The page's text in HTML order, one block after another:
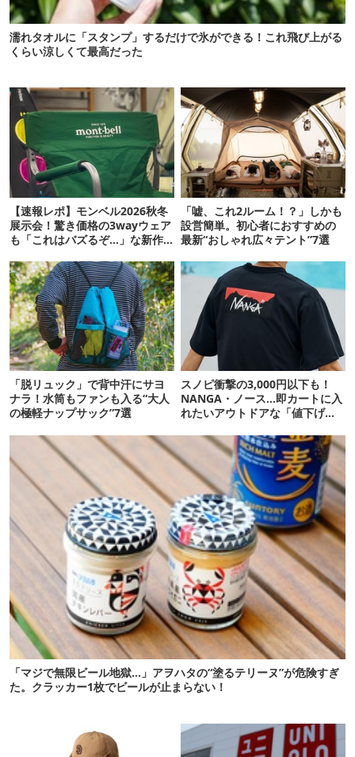
濡れタオルに「スタンプ」するだけで氷ができる！これ飛び上がる
くらい涼しくて最高だった
【速報レポ】モンベル2026秋冬
展示会！驚き価格の3wayウェア
も「これはバズるぞ…」な新作
「嘘、これ2ルーム！？」しかも
設営簡単。初心者におすすめの
最新“おしゃれ広々テント”7選
「脱リュック」で背中汗にサヨ
ナラ！水筒もファンも入る“大人
の極軽ナップサック”7選
スノピ衝撃の3,000円以下も！
NANGA・ノース…即カートに入
れたいアウトドアな「値下げ夏
「マジで無限ビール地獄…」アヲハタの“塗るテリーヌ”が危険すぎ
た。クラッカー1枚でビールが止まらない！